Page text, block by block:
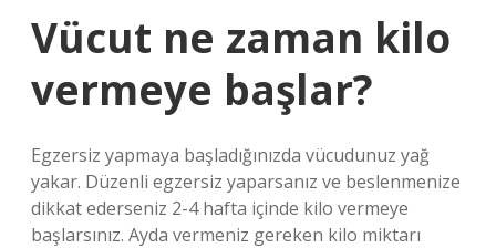
Vücut ne zaman kilo
vermeye başlar?
Egzersiz yapmaya başladığınızda vücudunuz yağ
yakar. Düzenli egzersiz yaparsanız ve beslenmenize
dikkat ederseniz 2-4 hafta içinde kilo vermeye
başlarsınız. Ayda vermeniz gereken kilo miktarı